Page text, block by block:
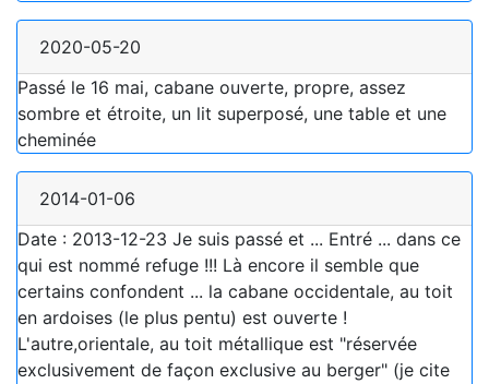
2020-05-20
Passé le 16 mai, cabane ouverte, propre, assez
sombre et étroite, un lit superposé, une table et une
cheminée
2014-01-06
Date : 2013-12-23 Je suis passé et ... Entré ... dans ce
qui est nommé refuge !!! Là encore il semble que
certains confondent ... la cabane occidentale, au toit
en ardoises (le plus pentu) est ouverte !
L'autre,orientale, au toit métallique est "réservée
exclusivement de façon exclusive au berger" (je cite